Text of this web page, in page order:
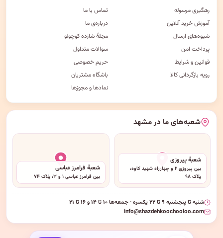
رهگیری مرسوله
آموزش خرید آنلاین
شیوه‌های ارسال
پرداخت امن
قوانین و شرایط
رویه بازگردانی کالا
تماس با ما
درباره‌ی ما
مجلهٔ شازده کوچولو
سوالات متداول
حریم خصوصی
باشگاه مشتریان
نمادها و مجوزها
شعبه‌های ما در مشهد
شعبهٔ پیروزی
بین پیروزی ۲ و چهارراه شهید کاوه،
پلاک ۹۸
شعبهٔ فرامرز عباسی
بین فرامرز عباسی ۱ و ۳، پلاک ۷۴
شنبه تا پنجشنبه ۹ تا ۲۲ یکسره · جمعه‌ها ۱۰ تا ۱۴ و ۱۶ تا ۲۱
info@shazdehkoochooloo.com